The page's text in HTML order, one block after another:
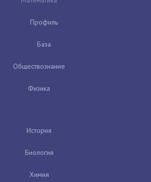
Профиль
База
Обществознание
Физика
История
Биология
Химия